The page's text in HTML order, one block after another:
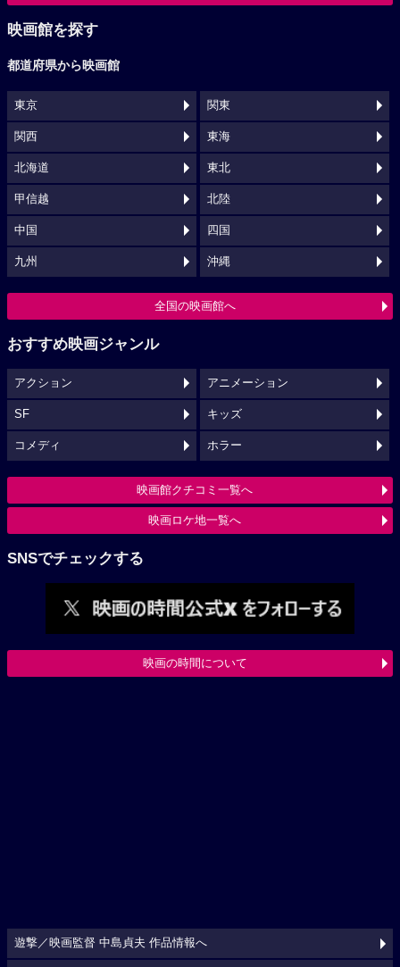
映画館を探す
都道府県から映画館
東京 関東
関西 東海
北海道 東北
甲信越 北陸
中国 四国
九州 沖縄
全国の映画館へ
おすすめ映画ジャンル
アクション アニメーション
SF キッズ
コメディ ホラー
映画館クチコミ一覧へ
映画ロケ地一覧へ
SNSでチェックする
映画の時間について
遊撃／映画監督 中島貞夫 作品情報へ